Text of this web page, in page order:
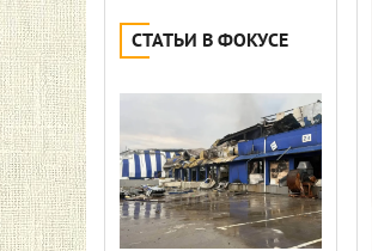
СТАТЬИ В ФОКУСЕ